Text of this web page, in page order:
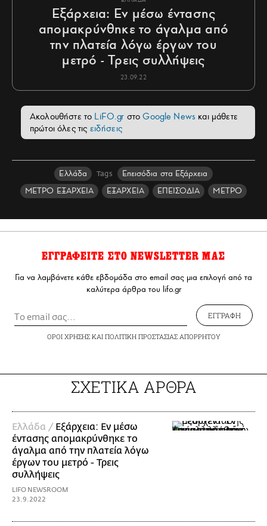
Εξάρχεια: Εν μέσω έντασης
απομακρύνθηκε το άγαλμα από
την πλατεία λόγω έργων του
μετρό - Τρεις συλλήψεις
23.09.22
Ακολουθήστε το LiFO.gr στοGoogle News και μάθετε
πρώτοι όλες τις ειδήσεις
Ελλάδα Tags
Επεισόδια στα Εξάρχεια
ΜΕΤΡΟ ΕΞΑΡΧΕΙΑ
ΕΞΑΡΧΕΙΑ ΕΠΕΙΣΟΔΙΑ ΜΕΤΡΟ
ΕΓΓΡΑΦΕΙΤΕ ΣΤΟ NEWSLETTER ΜΑΣ
Για να λαμβάνετε κάθε εβδομάδα στο email σας μια επιλογή από τα
καλύτερα άρθρα του lifo.gr
ΕΓΓΡΑΦΗ
ΟΡΟΙ ΧΡΗΣΗΣΚΑΙ ΠΟΛΙΤΙΚΗ ΠΡΟΣΤΑΣΙΑΣ ΑΠΟΡΡΗΤΟΥ
ΣΧΕΤΙΚΑ ΑΡΘΡΑ
Ελλάδα / Εξάρχεια: Εν μέσω
έντασης απομακρύνθηκε το
άγαλμα από την πλατεία λόγω
έργων του μετρό - Τρεις
συλλήψεις
LIFO NEWSROOM
23.9.2022